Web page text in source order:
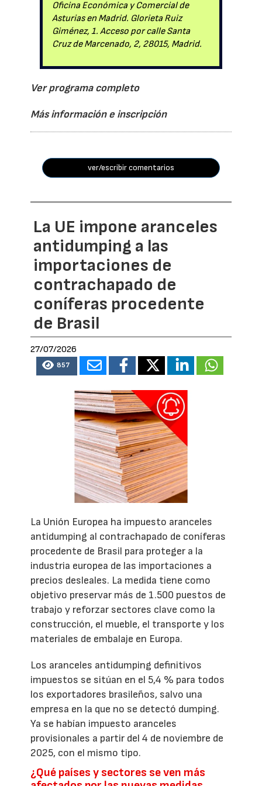
Oficina Económica y Comercial de
Asturias en Madrid. Glorieta Ruiz
Giménez, 1. Acceso por calle Santa
Cruz de Marcenado, 2, 28015, Madrid.
Ver programa completo
Más información e inscripción
ver/escribir comentarios
La UE impone aranceles
antidumping a las
importaciones de
contrachapado de
coníferas procedente
de Brasil
27/07/2026
857
La Unión Europea ha impuesto aranceles
antidumping al contrachapado de coníferas
procedente de Brasil para proteger a la
industria europea de las importaciones a
precios desleales. La medida tiene como
objetivo preservar más de 1.500 puestos de
trabajo y reforzar sectores clave como la
construcción, el mueble, el transporte y los
materiales de embalaje en Europa.
Los aranceles antidumping definitivos
impuestos se sitúan en el 5,4 % para todos
los exportadores brasileños, salvo una
empresa en la que no se detectó dumping.
Ya se habían impuesto aranceles
provisionales a partir del 4 de noviembre de
2025, con el mismo tipo.
¿Qué países y sectores se ven más